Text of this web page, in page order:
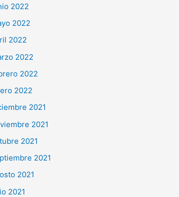
2022
2022
2022
2022
2022
2022
2021
2021
2021
2021
2021
2021